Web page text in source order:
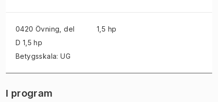
0420 Övning , del
D 1,5 hp
Betygsskala: UG
1,5 hp
I program